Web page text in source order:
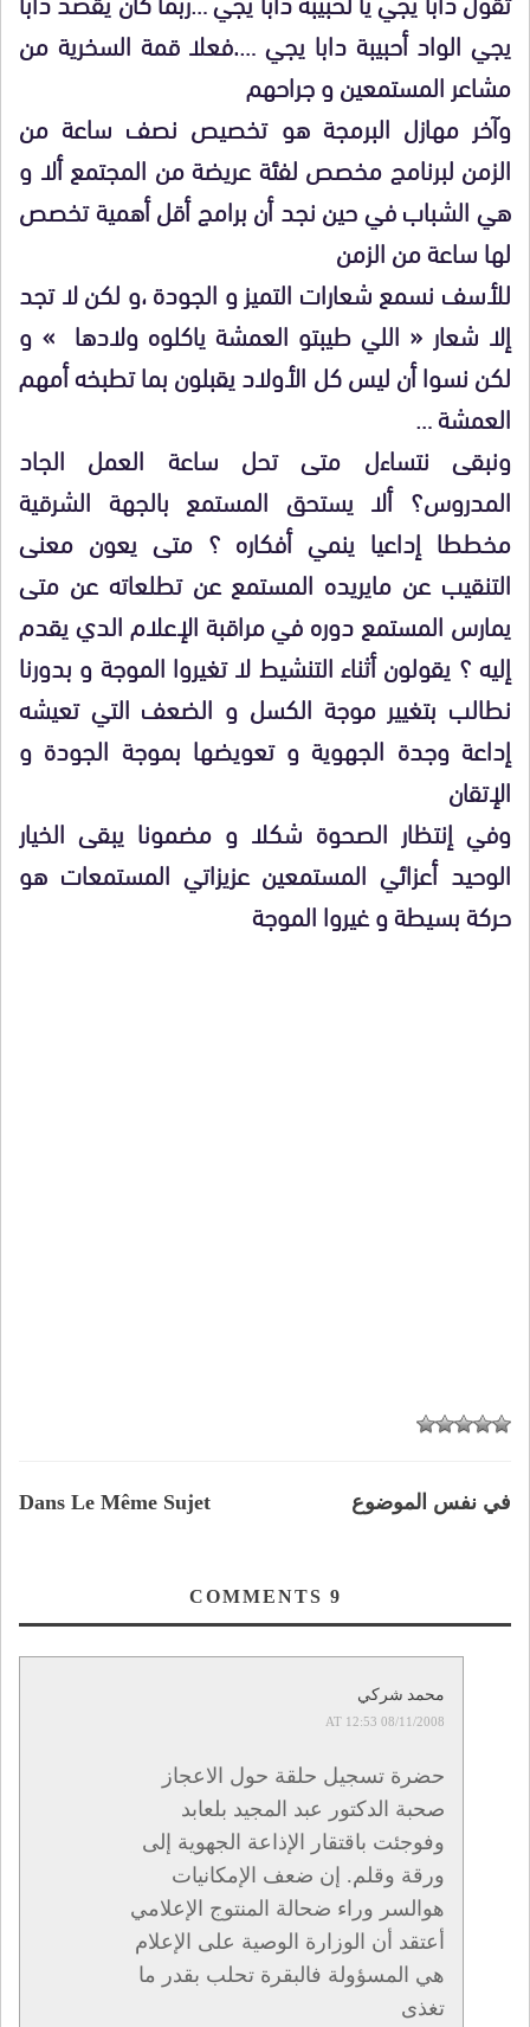
يجي الواد أحبيبة دابا يجي ….فعلا قمة السخرية من
مشاعر المستمعين و جراحهم
وآخر مهازل البرمجة هو تخصيص نصف ساعة من
الزمن لبرنامج مخصص لفئة عريضة من المجتمع ألا و
هي الشباب في حين نجد أن برامج أقل أهمية تخصص
لها ساعة من الزمن
للأسف نسمع شعارات التميز و الجودة ،و لكن لا تجد
إلا شعار « اللي طيبتو العمشة ياكلوه ولادها » و
لكن نسوا أن ليس كل الأولاد يقبلون بما تطبخه أمهم
العمشة …
ونبقى نتساءل متى تحل ساعة العمل الجاد
المدروس؟ ألا يستحق المستمع بالجهة الشرقية
مخططا إداعيا ينمي أفكاره ؟ متى يعون معنى
التنقيب عن مايريده المستمع عن تطلعاته عن متى
يمارس المستمع دوره في مراقبة الإعلام الدي يقدم
إليه ؟ يقولون أثناء التنشيط لا تغيروا الموجة و بدورنا
نطالب بتغيير موجة الكسل و الضعف التي تعيشه
إداعة وجدة الجهوية و تعويضها بموجة الجودة و
الإتقان
وفي إنتظار الصحوة شكلا و مضمونا يبقى الخيار
الوحيد أعزائي المستمعين عزيزاتي المستمعات هو
حركة بسيطة و غيروا الموجة
Dans Le Même Sujet في نفس الموضوع
9
محمد شركي
08/11/2008 AT 12:53
حضرة تسجيل حلقة حول الاعجاز
صحبة الدكتور عبد المجيد بلعابد
وفوجئت باقتقار الإذاعة الجهوية إلى
ورقة وقلم. إن ضعف الإمكانيات
هوالسر وراء ضحالة المنتوج الإعلامي
أعتقد أن الوزارة الوصية على الإعلام
هي المسؤولة فالبقرة تحلب بقدر ما
تغذى